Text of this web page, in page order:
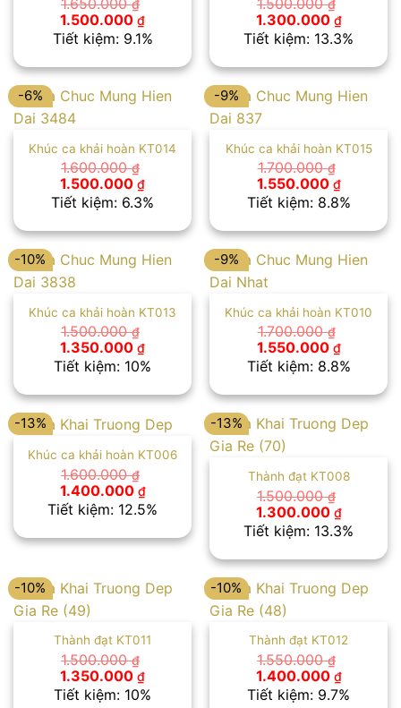
₫
Giá
gốc
là:
1.500.000 ₫Giá
hiện
tại
1.500.000 ₫.
Tiết kiệm: 9.1%
₫
Giá
gốc
là:
1.300.000 ₫Giá
hiện
tại
Tiết kiệm: 13.3%
-6%
Khúc ca khải hoàn KT014
1.600.000₫
Giá
gốc
là:
1.500.000 ₫Giá
hiện
tại
1.500.000 ₫.
Tiết kiệm: 6.3%
-9%
Khúc ca khải hoàn KT015
1.700.000₫
Giá
gốc
là:
1.550.000 ₫Giá
hiện
tại
Tiết kiệm: 8.8%
-10%
Khúc ca khải hoàn KT013
1.500.000₫
Giá
gốc
là:
1.350.000 ₫Giá
hiện
tại
1.350.000 ₫.
Tiết kiệm: 10%
-9%
Khúc ca khải hoàn KT010
1.700.000₫
Giá
gốc
là:
1.550.000 ₫Giá
hiện
tại
Tiết kiệm: 8.8%
-13%
Khúc ca khải hoàn KT006
1.600.000₫
Giá
gốc
là:
1.400.000 ₫Giá
hiện
tại
1.400.000 ₫.
Tiết kiệm: 12.5%
-13%
Thành đạt KT008
1.500.000₫
Giá
gốc
là:
1.300.000 ₫Giá
hiện
tại
Tiết kiệm: 13.3%
-10%
Thành đạt KT011
1.500.000₫
Giá
gốc
là:
1.350.000 ₫Giá
hiện
tại
Tiết kiệm: 10%
-10%
Thành đạt KT012
1.550.000₫
Giá
gốc
là:
1.400.000 ₫Giá
hiện
tại
Tiết kiệm: 9.7%